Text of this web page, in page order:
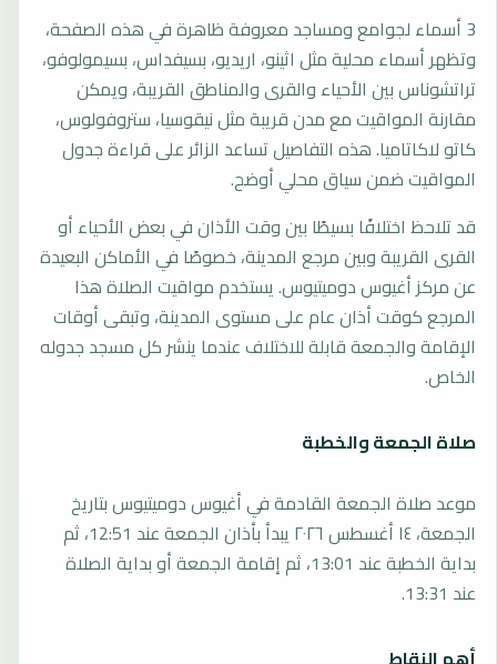
3 أسماء لجوامع ومساجد معروفة ظاهرة في هذه الصفحة،
وتظهر أسماء محلية مثل اثينو، اريديو، بسيفداس، بسيمولوفو،
تراتشوناس بين الأحياء والقرى والمناطق القريبة، ويمكن
مقارنة المواقيت مع مدن قريبة مثل نيقوسيا، ستروفولوس،
كاتو لاكاتاميا. هذه التفاصيل تساعد الزائر على قراءة جدول
المواقيت ضمن سياق محلي أوضح.
قد تلاحظ اختلافًا بسيطًا بين وقت الأذان في بعض الأحياء أو
القرى القريبة وبين مرجع المدينة، خصوصًا في الأماكن البعيدة
عن مركز أغيوس دوميتيوس. يستخدم مواقيت الصلاة هذا
المرجع كوقت أذان عام على مستوى المدينة، وتبقى أوقات
الإقامة والجمعة قابلة للاختلاف عندما ينشر كل مسجد جدوله
الخاص.
صلاة الجمعة والخطبة
موعد صلاة الجمعة القادمة في أغيوس دوميتيوس بتاريخ
الجمعة، ١٤ أغسطس ٢٠٢٦ يبدأ بأذان الجمعة عند 12:51، ثم
بداية الخطبة عند 13:01، ثم إقامة الجمعة أو بداية الصلاة
عند 13:31.